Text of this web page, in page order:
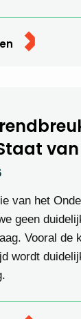
van het
geen
Vooral de
wordt